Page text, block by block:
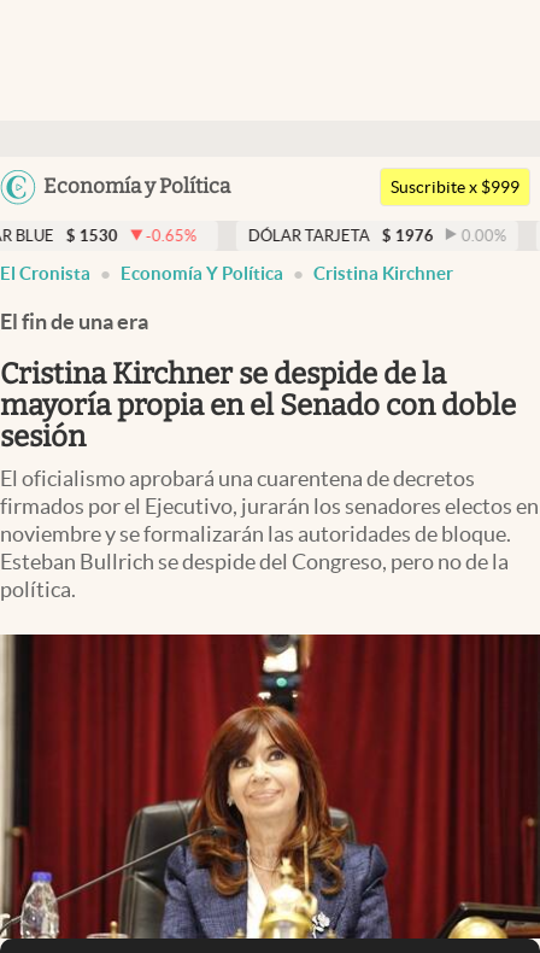
Argentina
Economía y Política
Members
Economía y Política
Finanzas y Mercados
Mercados Online
Negocios
Columnistas
Apertura
Infotechnology
Clase
Mediakit
abre en nueva pestaña
Argentina
Suscribite x $999
-0.65% DÓLAR TARJETA $ 1976 0.00% DÓLAR
El Cronista Economía Y Política Cristina Kirchner
El fin de una era
Cristina Kirchner se despide de la
mayoría propia en el Senado con doble
sesión
El oficialismo aprobará una cuarentena de decretos
firmados por el Ejecutivo, jurarán los senadores electos en
noviembre y se formalizarán las autoridades de bloque.
Esteban Bullrich se despide del Congreso, pero no de la
política.